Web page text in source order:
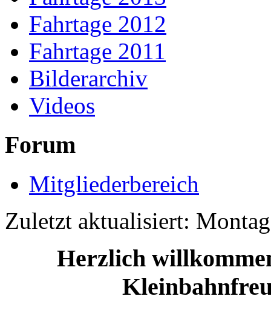
Fahrtage 2012
Fahrtage 2011
Bilderarchiv
Videos
Forum
Mitgliederbereich
Zuletzt aktualisiert:
Herzlich